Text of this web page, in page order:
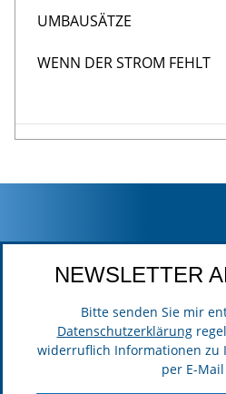
UMBAUSÄTZE
WENN DER STROM FEHLT
NEWSLETTER
Bitte senden Sie mir
Datenschutzerklärung
widerruflich Informationen zu
per E-